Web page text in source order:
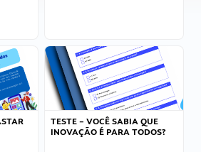
TESTE – VOCÊ SABIA QUE
INOVAÇÃO É PARA TODOS?